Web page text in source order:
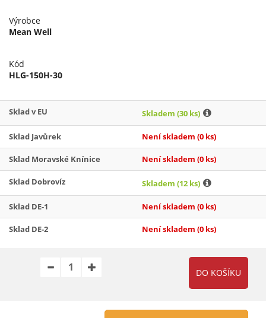
Výrobce
Mean Well
Kód
HLG-150H-30
Sklad v EU Skladem (30 ks)
Sklad Javůrek Není skladem (0 ks)
Sklad Moravské Knínice Není skladem (0 ks)
Sklad Dobrovíz Skladem (12 ks)
Sklad DE-1 Není skladem (0 ks)
Sklad DE-2 Není skladem (0 ks)